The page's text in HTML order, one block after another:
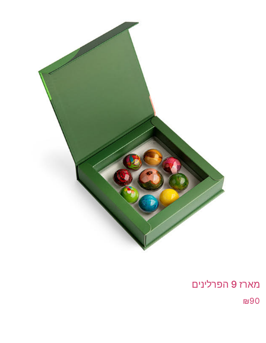
מארז 9 הפרלינים
₪90